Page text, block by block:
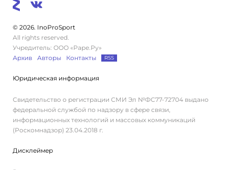
© 2026. InoProSport
All rights reserved.
Учредитель: ООО «Раре.Ру»
Архив
Авторы Контакты RSS
Юридическая информация
Свидетельство о регистрации СМИ Эл №ФС77-72704 выдано
федеральной службой по надзору в сфере связи,
информационных технологий и массовых коммуникаций
(Роскомнадзор) 23.04.2018 г.
Дисклеймер